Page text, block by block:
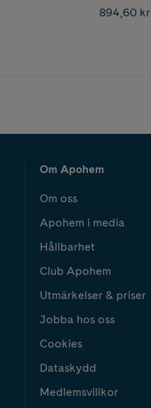
894,60 kr
Om Apohem
Om oss
Apohem i media
Hållbarhet
Club Apohem
Utmärkelser & priser
Jobba hos oss
Cookies
Dataskydd
Medlemsvillkor